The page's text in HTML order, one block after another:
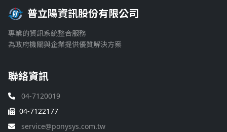
普立陽資訊股份有限公司
專業的資訊系統整合服務
為政府機關與企業提供優質解決方案
聯絡資訊
04-7120019
04-7122177
service@ponysys.com.tw